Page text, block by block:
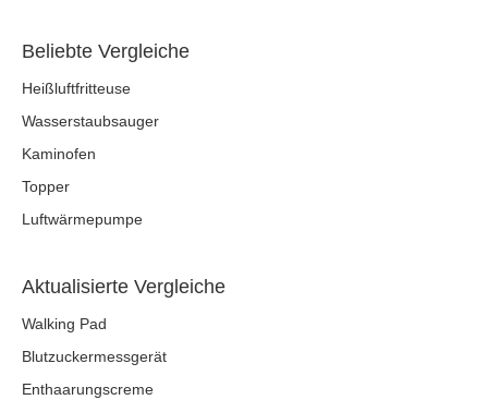
Beliebte Vergleiche
Heißluftfritteuse
Wasserstaubsauger
Kaminofen
Topper
Luftwärmepumpe
Aktualisierte Vergleiche
Walking Pad
Blutzuckermessgerät
Enthaarungscreme